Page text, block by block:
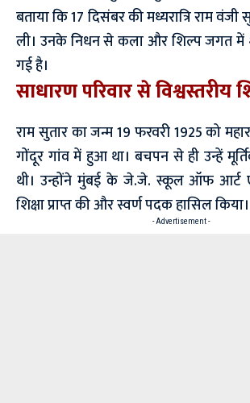
बताया कि 17 दिसंबर की मध्यरात्रि राम
ली। उनके निधन से कला और शिल्प जगत में
गई है।
साधारण परिवार से विश्वस्तरीय
राम सुतार का जन्म 19 फरवरी 1925 को
गोंदूर गांव में हुआ था। बचपन से ही उन्हें
थी। उन्होंने मुंबई के जे.जे. स्कूल ऑफ आर्ट
शिक्षा प्राप्त की और स्वर्ण पदक हासिल किया।
- Advertisement -